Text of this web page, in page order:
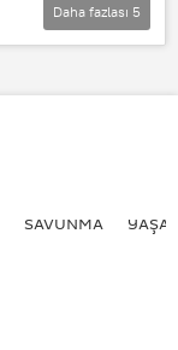
Daha fazlası 5
SAVUNMA